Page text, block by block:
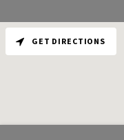
GET DIRECTIONS